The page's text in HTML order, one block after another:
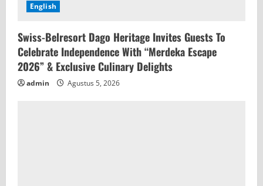
English
Swiss-Belresort Dago Heritage Invites Guests To
Celebrate Independence With “Merdeka Escape
2026” & Exclusive Culinary Delights
admin Agustus 5, 2026